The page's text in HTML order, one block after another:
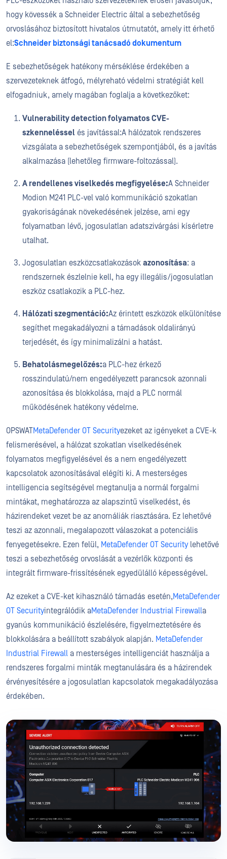
hogy kövessék a Schneider Electric által a sebezhetőség
orvoslásához biztosított hivatalos útmutatót, amely itt érhető
el:Schneider biztonsági tanácsadó dokumentum
E sebezhetőségek hatékony mérséklése érdekében a
szervezeteknek átfogó, mélyreható védelmi stratégiát kell
elfogadniuk, amely magában foglalja a következőket:
Vulnerability detection folyamatos CVE-
szkenneléssel és javítással:A hálózatok rendszeres
vizsgálata a sebezhetőségek szempontjából, és a javítás
alkalmazása (lehetőleg firmware-foltozással).
A rendellenes viselkedés megfigyelése:A Schneider
Modion M241 PLC-vel való kommunikáció szokatlan
gyakoriságának növekedésének jelzése, ami egy
folyamatban lévő, jogosulatlan adatszivárgási kísérletre
utalhat.
Jogosulatlan eszközcsatlakozások azonosítása: a
rendszernek észlelnie kell, ha egy illegális/jogosulatlan
eszköz csatlakozik a PLC-hez.
Hálózati szegmentáció:Az érintett eszközök elkülönítése
segíthet megakadályozni a támadások oldalirányú
terjedését, és így minimalizálni a hatást.
Behatolásmegelőzés:a PLC-hez érkező
rosszindulatú/nem engedélyezett parancsok azonnali
azonosítása és blokkolása, majd a PLC normál
működésének hatékony védelme.
OPSWATMetaDefender OT Securityezeket az igényeket a CVE-k
felismerésével, a hálózat szokatlan viselkedésének
folyamatos megfigyelésével és a nem engedélyezett
kapcsolatok azonosításával elégíti ki. A mesterséges
intelligencia segítségével megtanulja a normál forgalmi
mintákat, meghatározza az alapszintű viselkedést, és
házirendeket vezet be az anomáliák riasztására. Ez lehetővé
teszi az azonnali, megalapozott válaszokat a potenciális
fenyegetésekre. Ezen felül, MetaDefender OT Securitylehetővé
teszi a sebezhetőség orvoslását a vezérlők központi és
integrált firmware-frissítésének egyedülálló képességével.
Az ezeket a CVE-ket kihasználó támadás esetén,MetaDefender
OT Securityintegrálódik aMetaDefender Industrial Firewalla
gyanús kommunikáció észlelésére, figyelmeztetésére és
blokkolására a beállított szabályok alapján. MetaDefender
Industrial Firewall a mesterséges intelligenciát használja a
rendszeres forgalmi minták megtanulására és a házirendek
érvényesítésére a jogosulatlan kapcsolatok megakadályozása
érdekében.